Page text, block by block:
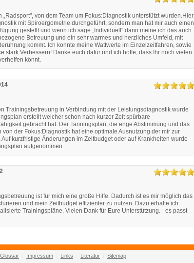
„Radsport", von dem Team um Fokus:Diagnostik unterstützt wurden.Hier
mit Spiroergometrie durchgeführt, sondern man hat mir auch einen
gestellt und wenn ich sage „Individuell" dann meine ich das auch
Betreuung und ein sehr warmes und herzliches Umfeld, mit
kommt. Ich konnte meine Wattwerte im Einzelzeitfahren, sowie
stark Verbessern! Danke euch dafür und ich hoffe, dass Ihr noch vielen
könnt.
Trainingsbetreuung in Verbindung mit der Leistungsdiagnostik wurde
erstellt welcher schon nach kurzer Zeit spürbare
gebracht hat. Der Tariningsplan, die enge Abstimmung und das
der Fokus:Diagnostik hat eine optimale Ausnutzung der mir zur
kurzfristige Änderungen im Zeitbudget oder auf Krankheiten wurde
aufgenommen.
ist für mich eine große Hilfe. Dadurch ist es mir möglich das
und mein Zeitbudget effizienter zu nutzen. Dazu erhalte ich
Trainingspläne. Vielen Dank für Eure Unterstützung. - es passt
Glossar Impressum Links Literatur Sitemap